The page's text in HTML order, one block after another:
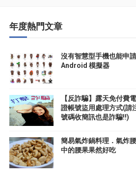
年度熱門文章
沒有智慧型手機也能申
Android 模擬器
【反詐騙】露天免付費
證帳號盜用處理方式(請
號碼收簡訊也是詐騙!!)
簡易氣炸鍋料理．氣炸
中的腰果果然好吃